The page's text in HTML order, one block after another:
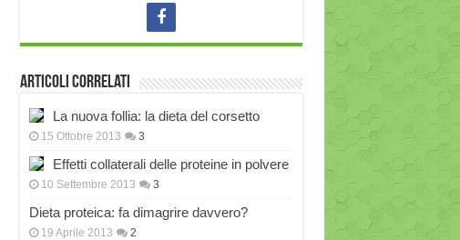
Articoli correlati
La nuova follia: la dieta del corsetto
15 Ottobre 2013 3
Effetti collaterali delle proteine in polvere
10 Settembre 2013 3
Dieta proteica: fa dimagrire davvero?
19 Aprile 2013 2